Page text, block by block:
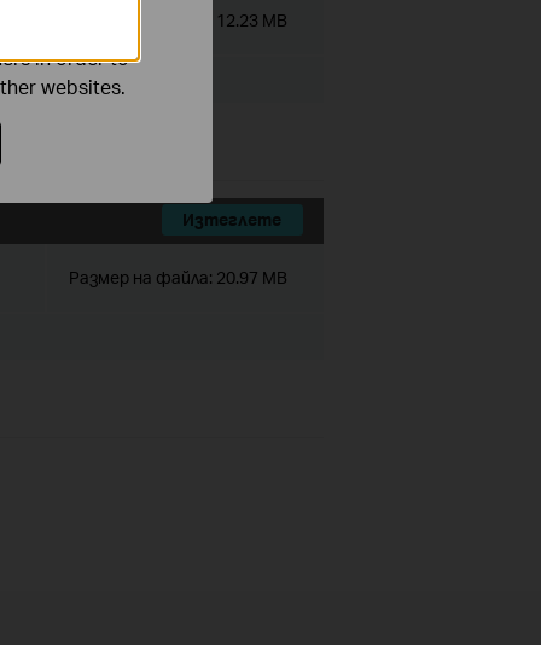
12.23 MB
Изтеглете
Размер на файла: 20.97 MB
in order to
websites.